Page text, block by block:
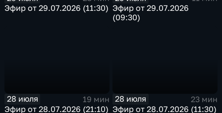
Эфир от 29.07.2026 (11:30) Эфир от 29.07.2026
(09:30)
28 июля
19 мин
Эфир от 28.07.2026 (21:10)
28 июля
23 мин
Эфир от 28.07.2026 (11:30)